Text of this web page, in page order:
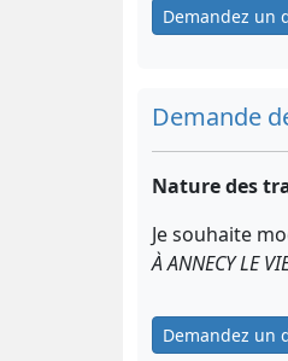
Demandez un
Demande
Nature des
Je souhaite
À ANNECY LE
Demandez un